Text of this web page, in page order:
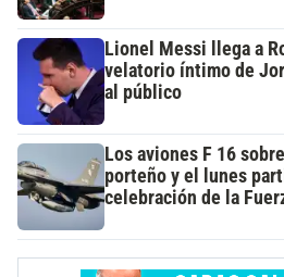
Lionel Messi llega a
velatorio íntimo de
al público
Los aviones F 16
porteño y el lunes
celebración de la